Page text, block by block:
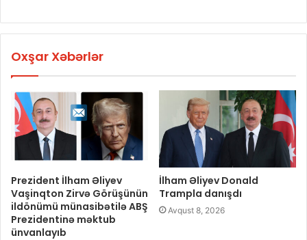
Oxşar Xəbərlər
Prezident İlham Əliyev
Vaşinqton Zirvə Görüşünün
ildönümü münasibətilə ABŞ
Prezidentinə məktub
ünvanlayıb
İlham Əliyev Donald
Trampla danışdı
Avqust 8, 2026